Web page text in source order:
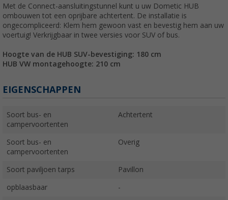
Met de Connect-aansluitingstunnel kunt u uw Dometic HUB
ombouwen tot een oprijbare achtertent. De installatie is
ongecompliceerd: Klem hem gewoon vast en bevestig hem aan uw
voertuig! Verkrijgbaar in twee versies voor SUV of bus.
Hoogte van de HUB SUV-bevestiging: 180 cm
HUB VW montagehoogte: 210 cm
EIGENSCHAPPEN
Soort bus- en
campervoortenten
Achtertent
Soort bus- en
campervoortenten
Overig
Soort paviljoen tarps Pavillon
opblaasbaar -